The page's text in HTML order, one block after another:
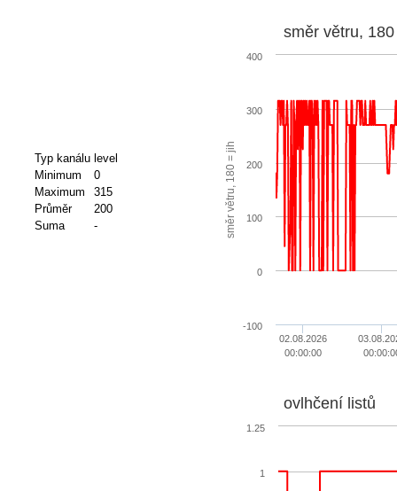
Typ kanálu level
Minimum
0
Maximum
315
Průměr
200
Suma
- směr větru, 180 = jih
směr větru,
02.08.2026
00:00:00
0
100
200
300
-100
400
ovlhčení listů
1
1.25